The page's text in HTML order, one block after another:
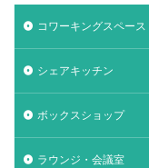
コワーキングスペース
シェアキッチン
ボックスショップ
ラウンジ・会議室